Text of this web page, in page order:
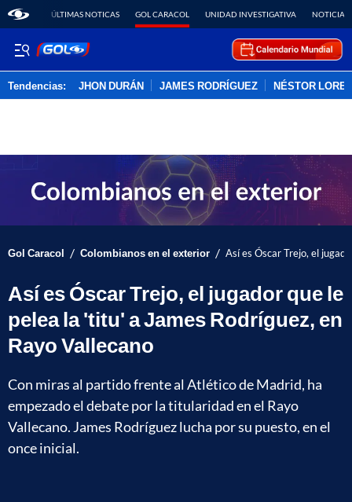
ÚLTIMAS NOTICAS GOL CARACOL UNIDAD INVESTIGATIVA NOTICIAS
Tendencias: JHON DURÁN JAMES RODRÍGUEZ NÉSTOR
Gol Caracol / Colombianos en el exterior / Así es Óscar Trejo, el
Así es Óscar Trejo, el jugador que le
pelea la 'titu' a James Rodríguez, en
Rayo Vallecano
Con miras al partido frente al Atlético de Madrid, ha
empezado el debate por la titularidad en el Rayo
Vallecano. James Rodríguez lucha por su puesto, en el
once inicial.